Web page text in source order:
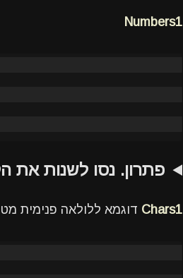
Numbers1
פתרון. נסו לשנות את
Chars1 דוגמא ללולאה פנימית